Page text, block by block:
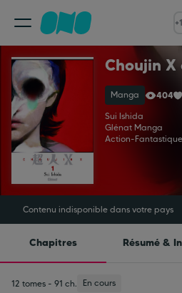
Classement
Calendrier
Bibliothèque
Cadeaux
Coinshop
Choujin
Manga 404
Sui Ishida
Glénat Manga
Action-Fantastique
Contenu indisponible dans votre pays
Chapitres Résumé &
12 tomes - 91 ch. En cours